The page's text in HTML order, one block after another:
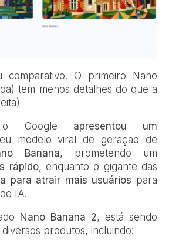
comparativo. O primeiro Nano
tem menos detalhes do que a
o Google apresentou um
modelo viral de geração de
Banana, prometendo um
rápido, enquanto o gigante das
para atrair mais usuários para
IA.
Nano Banana 2, está sendo
produtos, incluindo: